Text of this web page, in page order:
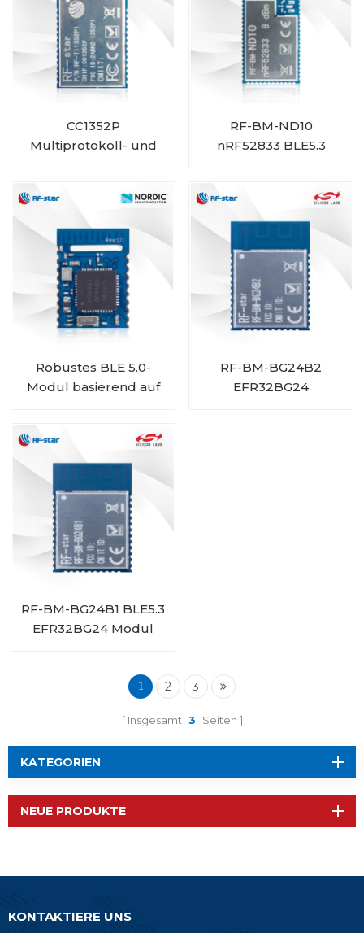
CC1352P
Multiprotokoll- und
Funkmodul RF-
TI1352P1
RF-BM-ND10
nRF52833 BLE5.3
Robustes BLE 5.0-
Modul basierend auf
RF-BM-BG24B2
EFR32BG24
RF-BM-BG24B1 BLE5.3
EFR32BG24 Modul
1 2 3
Insgesamt 3 Seiten
KATEGORIEN
NEUE PRODUKTE
KONTAKTIERE UNS